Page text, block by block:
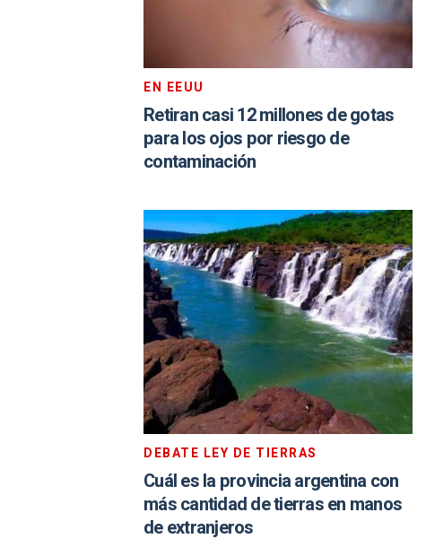
EN EEUU
Retiran casi 12 millones de gotas
para los ojos por riesgo de
contaminación
DEBATE LEY DE TIERRAS
Cuál es la provincia argentina con
más cantidad de tierras en manos
de extranjeros